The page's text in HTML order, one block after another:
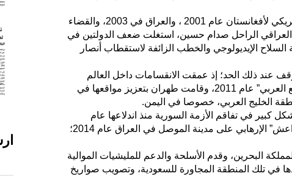
ودللت على ذلك، أنه عقب الغزو الأمريكي لأفغانستان عام 2001 ، والعراق في 2003، والقضاء
العراقي الراحل صدام حسين، استغلت ضعف الدولتين في
الإيديولوجي والخطب الزائفة لاستقطاب أنصار
عند ذلك الحد؛ إذ عمقت الانقسامات داخل العالم
العربي، بعد ما سممت حركات “الربيع العربي” عام 2011، وقامت طهران بتعزيز مواقعها في
الخليج العربي، خصوصا في اليمن.
كبير في تفاقم الأزمة السورية منذ اندلاعها عام
2011، كما استغلت استيلاء تنظيم “داعش” الإرهابي على مدينة الموصل في العراق عام 2014؛
البحرين، وقدم الأسلحة والدعم للمليشيات الموالية
في تلك المنطقة المجاورة للسعودية، وتصويب صواريخ